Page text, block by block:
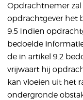
Opdrachtnemer zal
opdrachtgever het
9.5 Indien
bedoelde
de in artikel 9.2
vrijwaart hij
kan vloeien uit het
ondergronde